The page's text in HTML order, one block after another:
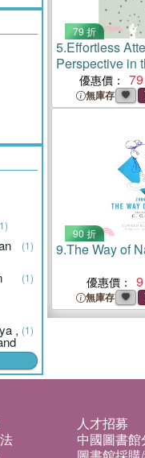
(1)
(1)
, (1)
79 折
5.Effortless
Perspective in
Science of
Action
優惠價： 79
無庫存
90 折
9.The Way of
優惠價： 9
無庫存
人才招募
中國圖書